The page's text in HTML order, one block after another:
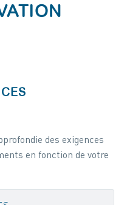
des exigences
en fonction de votre